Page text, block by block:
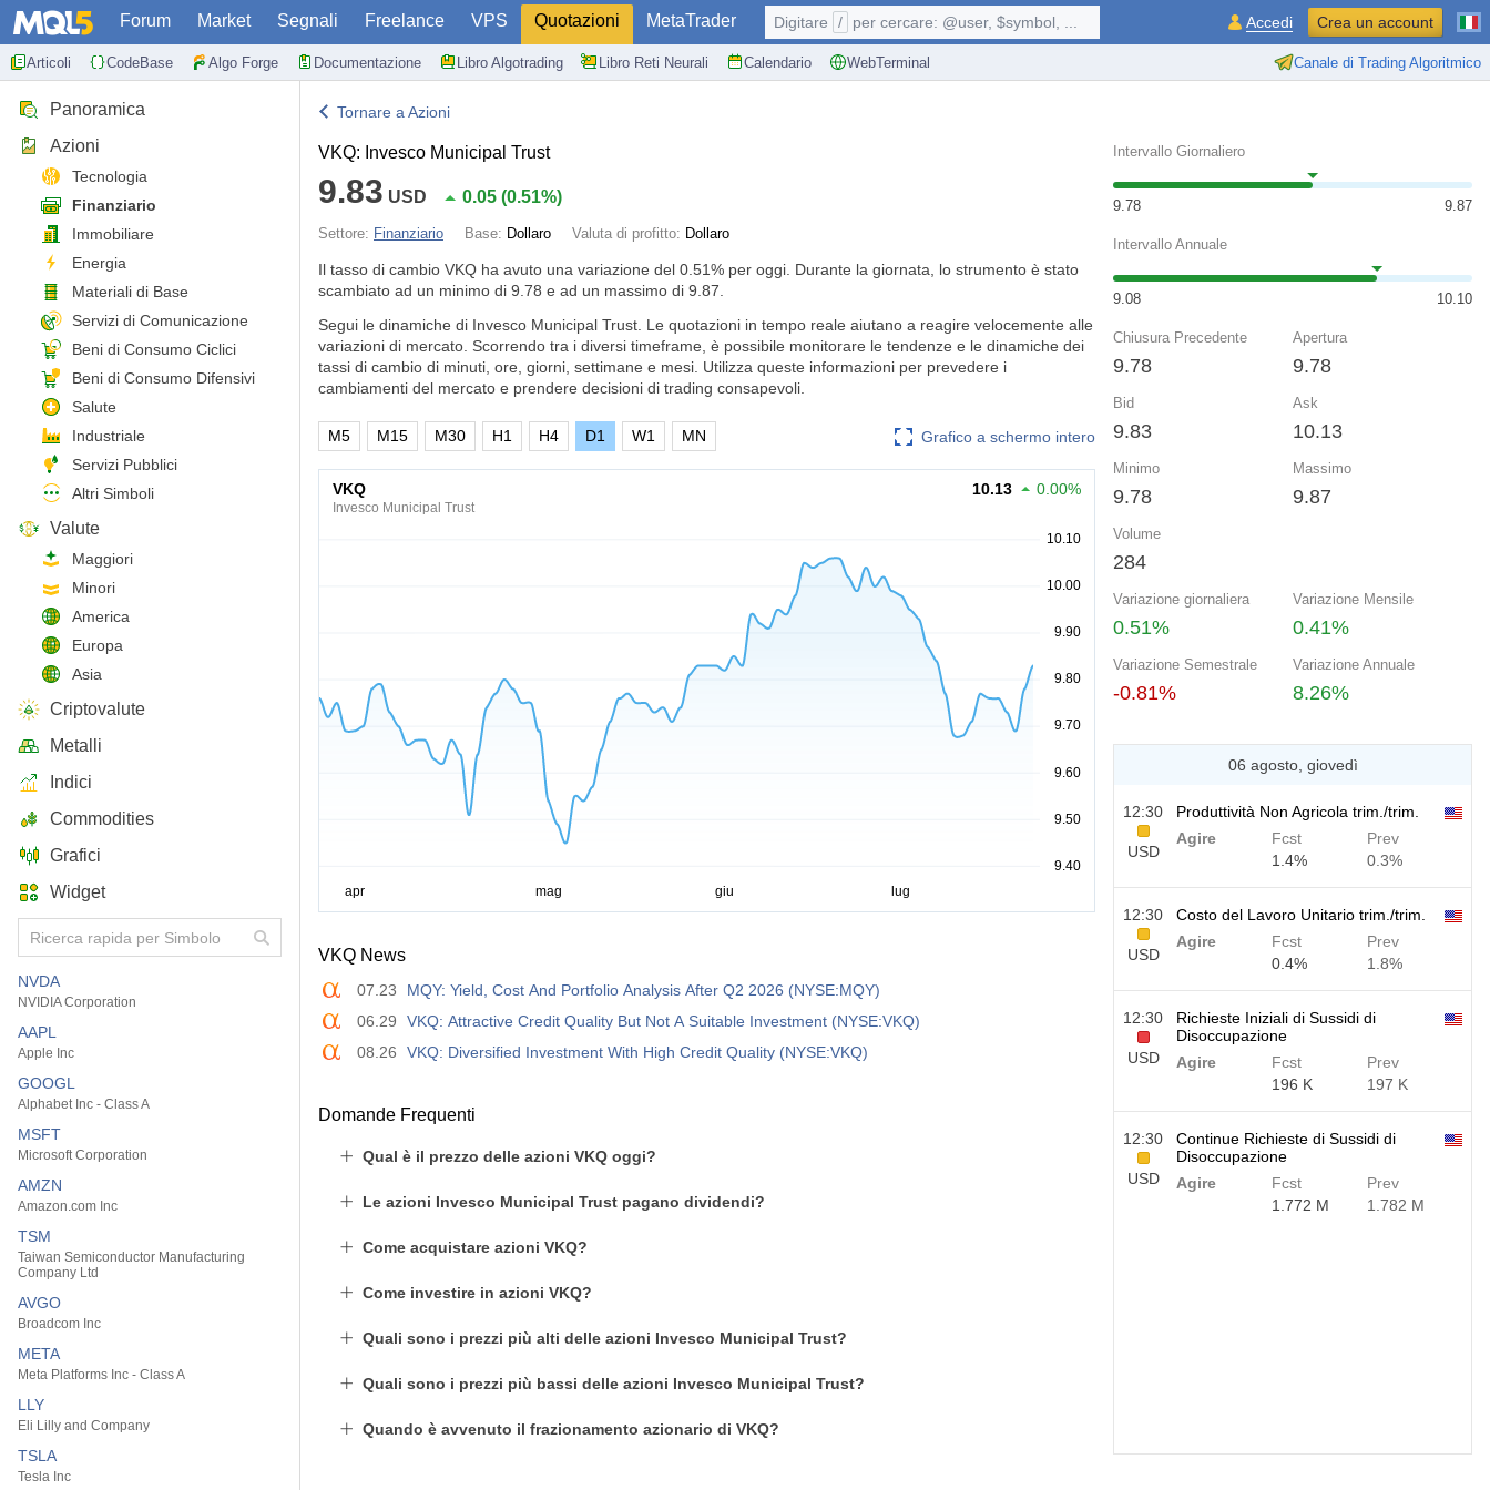
Forum Market Segnali Freelance VPS Quotazioni MetaTrader
Articoli CodeBase Algo Forge Documentazione Libro Algotrading Libro Reti Neurali Calendario WebTerminal Canale di Trading Algoritmico
Digitare / per cercare: @user, $symbol, ... Accedi Crea un account
Panoramica
Azioni
Tecnologia
Finanziario
Immobiliare
Energia
Materiali di Base
Servizi di Comunicazione
Beni di Consumo Ciclici
Beni di Consumo Difensivi
Salute
Industriale
Servizi Pubblici
Altri Simboli
Valute
Maggiori
Minori
America
Europa
Asia
Criptovalute
Metalli
Indici
Commodities
Grafici
Widget
NVDA
NVIDIA Corporation
AAPL
Apple Inc
GOOGL
Alphabet Inc - Class A
MSFT
Microsoft Corporation
AMZN
Amazon.com Inc
TSM
Taiwan Semiconductor Manufacturing
Company Ltd
AVGO
Broadcom Inc
META
Meta Platforms Inc - Class A
LLY
Eli Lilly and Company
TSLA
Tesla Inc
Tornare a Azioni
VKQ: Invesco Municipal Trust
9.83 USD 0.05 (0.51%)
Settore: Finanziario Base: Dollaro Valuta di profitto: Dollaro
Il tasso di cambio VKQ ha avuto una variazione del 0.51% per oggi. Durante la giornata, lo strumento è stato
scambiato ad un minimo di 9.78 e ad un massimo di 9.87.
Segui le dinamiche di Invesco Municipal Trust. Le quotazioni in tempo reale aiutano a reagire velocemente alle
variazioni di mercato. Scorrendo tra i diversi timeframe, è possibile monitorare le tendenze e le dinamiche dei
tassi di cambio di minuti, ore, giorni, settimane e mesi. Utilizza queste informazioni per prevedere i
cambiamenti del mercato e prendere decisioni di trading consapevoli.
Grafico a schermo intero
M5 M15 M30 H1 H4 D1 W1 MN
VKQ
Invesco Municipal Trust
10.13 0.00%
VKQ News
07.23
MQY: Yield, Cost And Portfolio Analysis After Q2 2026 (NYSE:MQY)
06.29
VKQ: Attractive Credit Quality But Not A Suitable Investment (NYSE:VKQ)
08.26
VKQ: Diversified Investment With High Credit Quality (NYSE:VKQ)
Domande Frequenti
Qual è il prezzo delle azioni VKQ oggi?
Le azioni Invesco Municipal Trust pagano dividendi?
Come acquistare azioni VKQ?
Come investire in azioni VKQ?
Quali sono i prezzi più alti delle azioni Invesco Municipal Trust?
Quali sono i prezzi più bassi delle azioni Invesco Municipal Trust?
Quando è avvenuto il frazionamento azionario di VKQ?
Intervallo Giornaliero
9.78 9.87
Intervallo Annuale
9.08 10.10
Chiusura Precedente
9.78
Apertura
9.78
Bid
9.83
Ask
10.13
Minimo
9.78
Massimo
9.87
Volume
284
Variazione giornaliera
0.51%
Variazione Mensile
0.41%
Variazione Semestrale
-0.81%
Variazione Annuale
8.26%
06 agosto, giovedì
12:30
USD
Produttività Non Agricola trim./trim.
Agire
Fcst
1.4%
Prev
0.3%
12:30
USD
Costo del Lavoro Unitario trim./trim.
Agire
Fcst
0.4%
Prev
1.8%
12:30
USD
Richieste Iniziali di Sussidi di
Disoccupazione
Agire
Fcst
196 K
Prev
197 K
12:30
USD
Continue Richieste di Sussidi di
Disoccupazione
Agire
Fcst
1.772 M
Prev
1.782 M